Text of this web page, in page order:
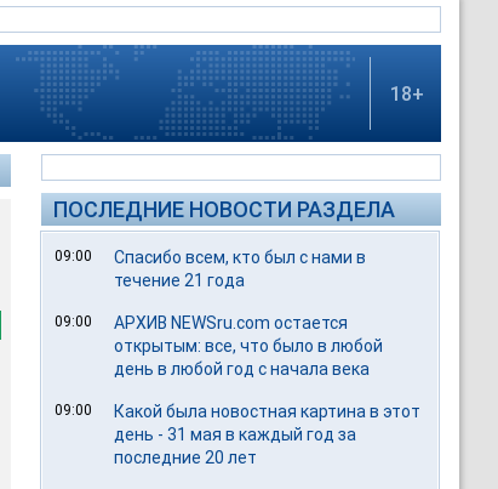
18+
ПОСЛЕДНИЕ НОВОСТИ РАЗДЕЛА
09:00
Спасибо всем, кто был с нами в
течение 21 года
09:00
АРХИВ NEWSru.com остается
открытым: все, что было в любой
день в любой год с начала века
09:00
Какой была новостная картина в этот
день - 31 мая в каждый год за
последние 20 лет